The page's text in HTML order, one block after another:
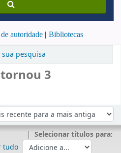
autoridade Bibliotecas
sua pesquisa
3
tudo
Selecionar títulos para: